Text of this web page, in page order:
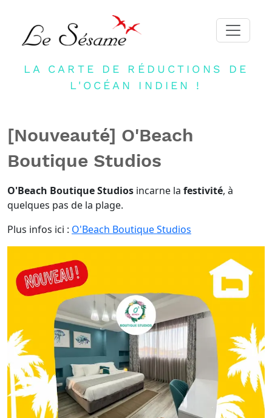
ACCUEIL
BLOG
NEWSLETTER
DEVENIR PARTENAIRE
CONNEXION
LA CARTE DE RÉDUCTIONS DE
L'OCÉAN INDIEN !
[Nouveauté] O'Beach
Boutique Studios
O'Beach Boutique Studios incarne la festivité, à
quelques pas de la plage.
Plus infos ici : O'Beach Boutique Studios